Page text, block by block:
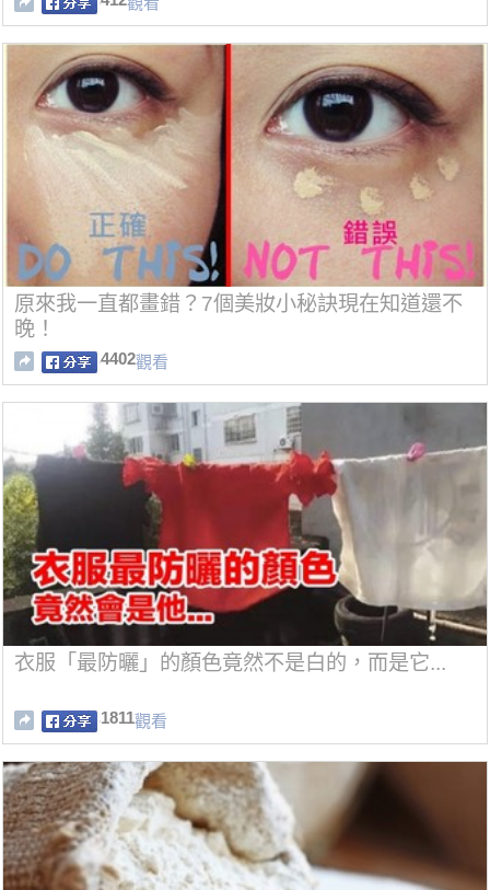
原來我一直都畫錯？7個美妝小秘訣現在知道還不
晚！
4402觀看
衣服「最防曬」的顏色竟然不是白的，而是它...
1811觀看